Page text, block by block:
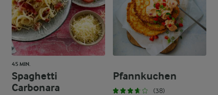
45 MIN.
Spaghetti
Carbonara
Pfannkuchen
(38)